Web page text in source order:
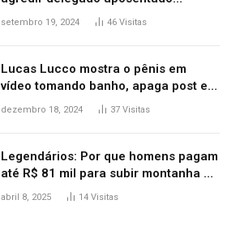
durante confusão no trânsito
setembro 19, 2024 46 Visitas
Lucas Lucco mostra o pênis em
vídeo tomando banho, apaga post e
diz ‘foi mal’
dezembro 18, 2024 37 Visitas
Legendários: Por que homens pagam
até R$ 81 mil para subir montanha e
melhorar casamento?
abril 8, 2025 14 Visitas